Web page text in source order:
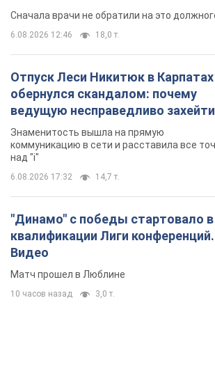
Сначала врачи не обратили на это
6.08.2026 12:46 18,0 т.
Отпуск Леси Никитюк в Карпатах
обернулся скандалом: почему
ведущую несправедливо
Знаменитость вышла на прямую
коммуникацию в сети и расставила все
над "i"
6.08.2026 17:32 14,7 т.
"Динамо" с победы стартовало в
квалификации Лиги конференций.
Видео
Матч прошел в Люблине
10 часов назад 3,0 т.